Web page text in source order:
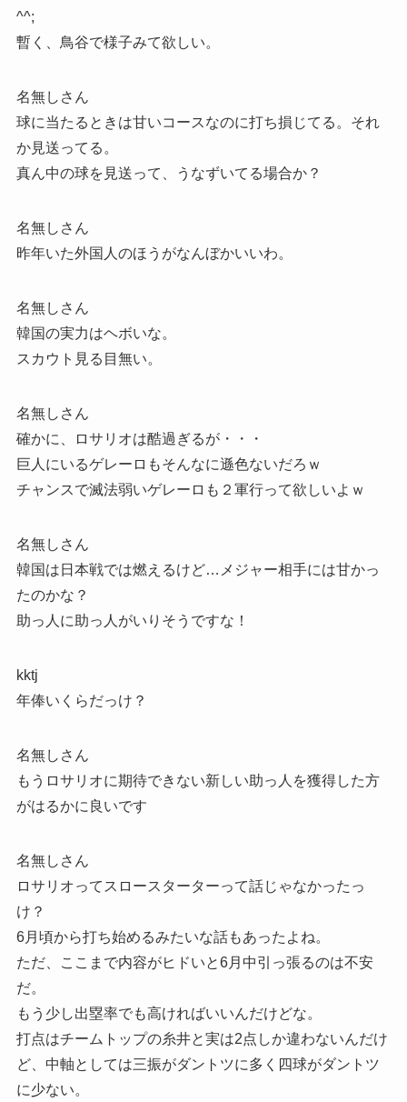
^^;
暫く、鳥谷で様子みて欲しい。
名無しさん
球に当たるときは甘いコースなのに打ち損じてる。それ
か見送ってる。
真ん中の球を見送って、うなずいてる場合か？
名無しさん
昨年いた外国人のほうがなんぼかいいわ。
名無しさん
韓国の実力はヘボいな。
スカウト見る目無い。
名無しさん
確かに、ロサリオは酷過ぎるが・・・
巨人にいるゲレーロもそんなに遜色ないだろｗ
チャンスで滅法弱いゲレーロも２軍行って欲しいよｗ
名無しさん
韓国は日本戦では燃えるけど…メジャー相手には甘かっ
たのかな？
助っ人に助っ人がいりそうですな！
kktj
年俸いくらだっけ？
名無しさん
もうロサリオに期待できない新しい助っ人を獲得した方
がはるかに良いです
名無しさん
ロサリオってスロースターターって話じゃなかったっ
け？
6月頃から打ち始めるみたいな話もあったよね。
ただ、ここまで内容がヒドいと6月中引っ張るのは不安
だ。
もう少し出塁率でも高ければいいんだけどな。
打点はチームトップの糸井と実は2点しか違わないんだけ
ど、中軸としては三振がダントツに多く四球がダントツ
に少ない。